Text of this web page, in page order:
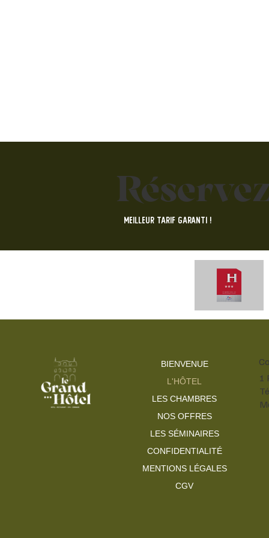
MEILLEUR TARIF GARANTI !
1
BIENVENUE
L'HÔTEL
LES CHAMBRES
NOS OFFRES
LES SÉMINAIRES
CONFIDENTIALITÉ
MENTIONS LÉGALES
CGV